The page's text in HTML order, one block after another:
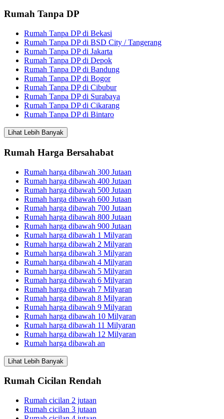
Rumah Tanpa DP
Rumah Tanpa DP di Bekasi
Rumah Tanpa DP di BSD City / Tangerang
Rumah Tanpa DP di Jakarta
Rumah Tanpa DP di Depok
Rumah Tanpa DP di Bandung
Rumah Tanpa DP di Bogor
Rumah Tanpa DP di Cibubur
Rumah Tanpa DP di Surabaya
Rumah Tanpa DP di Cikarang
Rumah Tanpa DP di Bintaro
Lihat Lebih Banyak
Rumah Harga Bersahabat
Rumah harga dibawah 300 Jutaan
Rumah harga dibawah 400 Jutaan
Rumah harga dibawah 500 Jutaan
Rumah harga dibawah 600 Jutaan
Rumah harga dibawah 700 Jutaan
Rumah harga dibawah 800 Jutaan
Rumah harga dibawah 900 Jutaan
Rumah harga dibawah 1 Milyaran
Rumah harga dibawah 2 Milyaran
Rumah harga dibawah 3 Milyaran
Rumah harga dibawah 4 Milyaran
Rumah harga dibawah 5 Milyaran
Rumah harga dibawah 6 Milyaran
Rumah harga dibawah 7 Milyaran
Rumah harga dibawah 8 Milyaran
Rumah harga dibawah 9 Milyaran
Rumah harga dibawah 10 Milyaran
Rumah harga dibawah 11 Milyaran
Rumah harga dibawah 12 Milyaran
Rumah harga dibawah an
Lihat Lebih Banyak
Rumah Cicilan Rendah
Rumah cicilan 2 jutaan
Rumah cicilan 3 jutaan